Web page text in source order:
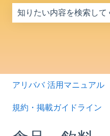
アリババ 活用マニュアル
規約・掲載ガイドライン